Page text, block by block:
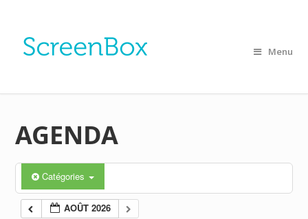
Menu
AGENDA
Catégories
AOÛT 2026